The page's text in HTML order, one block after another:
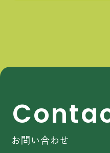
Conta
お問い合わせ